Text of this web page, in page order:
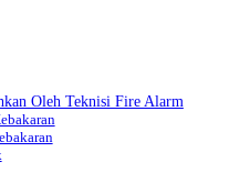
Oleh Teknisi Fire Alarm